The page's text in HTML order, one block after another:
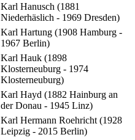
Karl Hanusch (1881
Niederhäslich - 1969 Dresden)
Karl Hartung (1908 Hamburg -
1967 Berlin)
Karl Hauk (1898
Klosterneuburg - 1974
Klosterneuburg)
Karl Hayd (1882 Hainburg an
der Donau - 1945 Linz)
Karl Hermann Roehricht (1928
Leipzig - 2015 Berlin)